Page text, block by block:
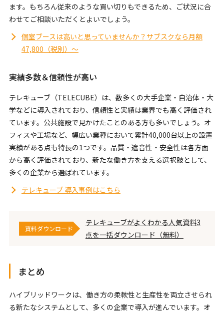
ます。もちろん従来のような買い切りもできるため、ご状況に合
わせてご相談いただくとよいでしょう。
個室ブースは高いと思っていませんか？サブスクなら月額
47,800（税別）～
実績多数＆信頼性が高い
テレキューブ（TELECUBE）は、数多くの大手企業・自治体・大
学などに導入されており、信頼性と実績は業界でも高く評価され
ています。公共施設で見かけたことのある方も多いでしょう。オ
フィスや工場など、幅広い業種において累計40,000台以上の設置
実績がある点も特長の1つです。品質・遮音性・安全性は各方面
から高く評価されており、新たな働き方を支える選択肢として、
多くの企業から選ばれています。
テレキューブ 導入事例はこちら
資料ダウンロード
テレキューブがよくわかる人気資料3
点を一括ダウンロード（無料）
まとめ
ハイブリッドワークは、働き方の柔軟性と生産性を両立させられ
る新たなシステムとして、多くの企業で導入が進んでいます。オ